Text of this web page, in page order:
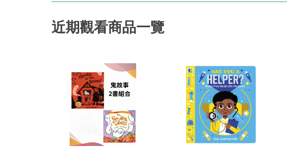
近期觀看商品一覽